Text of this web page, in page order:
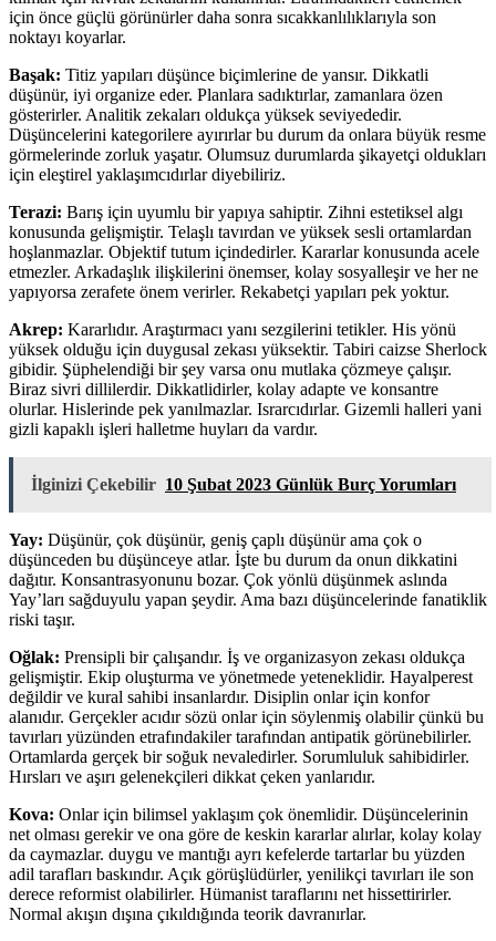
için önce güçlü görünürler daha sonra sıcakkanlılıklarıyla son
noktayı koyarlar.
Başak: Titiz yapıları düşünce biçimlerine de yansır. Dikkatli
düşünür, iyi organize eder. Planlara sadıktırlar, zamanlara özen
gösterirler. Analitik zekaları oldukça yüksek seviyededir.
Düşüncelerini kategorilere ayırırlar bu durum da onlara büyük resme
görmelerinde zorluk yaşatır. Olumsuz durumlarda şikayetçi oldukları
için eleştirel yaklaşımcıdırlar diyebiliriz.
Terazi: Barış için uyumlu bir yapıya sahiptir. Zihni estetiksel algı
konusunda gelişmiştir. Telaşlı tavırdan ve yüksek sesli ortamlardan
hoşlanmazlar. Objektif tutum içindedirler. Kararlar konusunda acele
etmezler. Arkadaşlık ilişkilerini önemser, kolay sosyalleşir ve her ne
yapıyorsa zerafete önem verirler. Rekabetçi yapıları pek yoktur.
Akrep: Kararlıdır. Araştırmacı yanı sezgilerini tetikler. His yönü
yüksek olduğu için duygusal zekası yüksektir. Tabiri caizse Sherlock
gibidir. Şüphelendiği bir şey varsa onu mutlaka çözmeye çalışır.
Biraz sivri dillilerdir. Dikkatlidirler, kolay adapte ve konsantre
olurlar. Hislerinde pek yanılmazlar. Israrcıdırlar. Gizemli halleri yani
gizli kapaklı işleri halletme huyları da vardır.
İlginizi Çekebilir 10 Şubat 2023 Günlük Burç Yorumları
Yay: Düşünür, çok düşünür, geniş çaplı düşünür ama çok o
düşünceden bu düşünceye atlar. İşte bu durum da onun dikkatini
dağıtır. Konsantrasyonunu bozar. Çok yönlü düşünmek aslında
Yay’ları sağduyulu yapan şeydir. Ama bazı düşüncelerinde fanatiklik
riski taşır.
Oğlak: Prensipli bir çalışandır. İş ve organizasyon zekası oldukça
gelişmiştir. Ekip oluşturma ve yönetmede yeteneklidir. Hayalperest
değildir ve kural sahibi insanlardır. Disiplin onlar için konfor
alanıdır. Gerçekler acıdır sözü onlar için söylenmiş olabilir çünkü bu
tavırları yüzünden etrafındakiler tarafından antipatik görünebilirler.
Ortamlarda gerçek bir soğuk nevaledirler. Sorumluluk sahibidirler.
Hırsları ve aşırı gelenekçileri dikkat çeken yanlarıdır.
Kova: Onlar için bilimsel yaklaşım çok önemlidir. Düşüncelerinin
net olması gerekir ve ona göre de keskin kararlar alırlar, kolay kolay
da caymazlar. duygu ve mantığı ayrı kefelerde tartarlar bu yüzden
adil tarafları baskındır. Açık görüşlüdürler, yenilikçi tavırları ile son
derece reformist olabilirler. Hümanist taraflarını net hissettirirler.
Normal akışın dışına çıkıldığında teorik davranırlar.